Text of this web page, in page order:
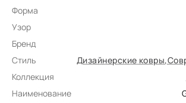
Форма
Узор
Бренд
Стиль
Дизайнерские ковры,
Коллекция
Наименование